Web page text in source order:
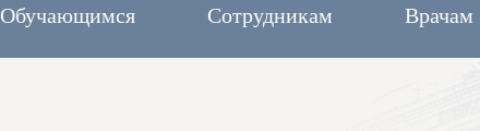
Обучающимся Сотрудникам Врачам